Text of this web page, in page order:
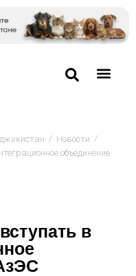
/ Новости /
объединение
в